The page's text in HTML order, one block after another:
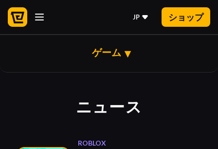
JP ショップ
ゲーム
ニュース
ROBLOX